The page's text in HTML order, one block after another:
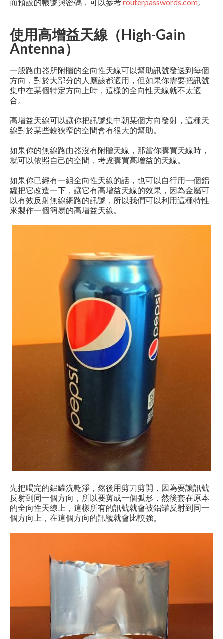
而預設的帳號與密碼，可以參考routerpasswords.com
使用高增益天線（High-Gain
Antenna）
一般路由器所附贈的全向性天線可以幫助訊號發送到每個
方向，對於大部分的人應該都適用，但如果你需要把訊號
集中在某個特定方向上時，這樣的全向性天線就不太適
合。
高增益天線可以讓你把訊號集中朝某個方向發射，這種天
線對於某些較狹窄的空間會有很大的幫助。
如果你的無線路由器沒有附贈天線，那當你購買天線時，
就可以依照自己的空間，考慮購買高增益的天線。
如果你已經有一組全向性天線的話，也可以自行用一個鋁
罐把它改造一下，讓它有高增益天線的效果，因為金屬可
以有效反射無線網路的訊號，所以我們可以利用這種特性
來製作一個簡易的高增益天線。
先把喝完的鋁罐洗乾淨，然後用剪刀剪開，因為要讓訊號
反射到同一個方向，所以要剪成一個弧形，然後套在原本
的全向性天線上，這樣所有的訊號就會被鋁罐反射到同一
個方向上，在這個方向的訊號就會比較強。